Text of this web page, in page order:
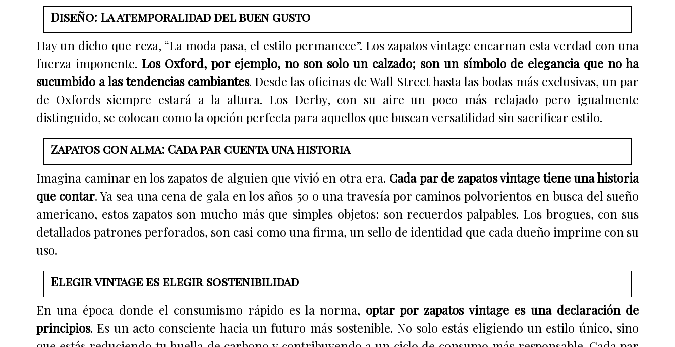
Diseño: La atemporalidad del buen gusto
Hay un dicho que reza, “La moda pasa, el estilo permanece”. Los zapatos vintage encarnan esta verdad con una
fuerza imponente. Los Oxford, por ejemplo, no son solo un calzado; son un símbolo de elegancia que no ha
sucumbido a las tendencias cambiantes. Desde las oficinas de Wall Street hasta las bodas más exclusivas, un par
de Oxfords siempre estará a la altura. Los Derby, con su aire un poco más relajado pero igualmente
distinguido, se colocan como la opción perfecta para aquellos que buscan versatilidad sin sacrificar estilo.
Zapatos con alma: Cada par cuenta una historia
Imagina caminar en los zapatos de alguien que vivió en otra era. Cada par de zapatos vintage tiene una historia
que contar. Ya sea una cena de gala en los años 50 o una travesía por caminos polvorientos en busca del sueño
americano, estos zapatos son mucho más que simples objetos: son recuerdos palpables. Los brogues, con sus
detallados patrones perforados, son casi como una firma, un sello de identidad que cada dueño imprime con su
uso.
Elegir vintage es elegir sostenibilidad
En una época donde el consumismo rápido es la norma, optar por zapatos vintage es una declaración de
principios. Es un acto consciente hacia un futuro más sostenible. No solo estás eligiendo un estilo único, sino